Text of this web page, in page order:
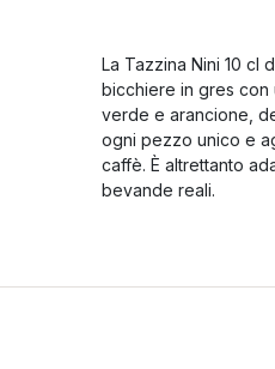
La Tazzina Nini 10 cl
bicchiere in gres con
verde e arancione,
ogni pezzo unico e
caffè. È altrettanto
bevande reali.